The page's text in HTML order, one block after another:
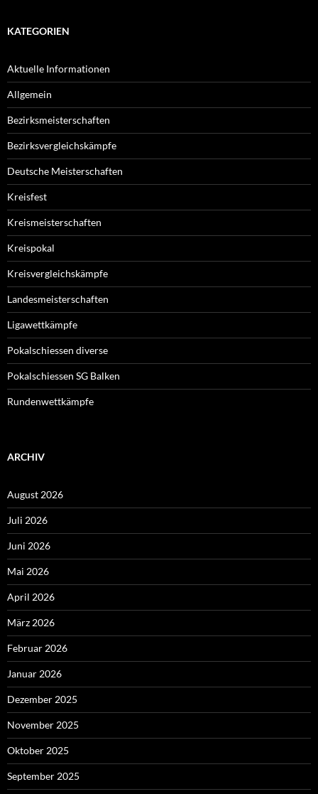
KATEGORIEN
Aktuelle Informationen
Allgemein
Bezirksmeisterschaften
Bezirksvergleichskämpfe
Deutsche Meisterschaften
Kreisfest
Kreismeisterschaften
Kreispokal
Kreisvergleichskämpfe
Landesmeisterschaften
Ligawettkämpfe
Pokalschiessen diverse
Pokalschiessen SG Balken
Rundenwettkämpfe
ARCHIV
August 2026
Juli 2026
Juni 2026
Mai 2026
April 2026
März 2026
Februar 2026
Januar 2026
Dezember 2025
November 2025
Oktober 2025
September 2025